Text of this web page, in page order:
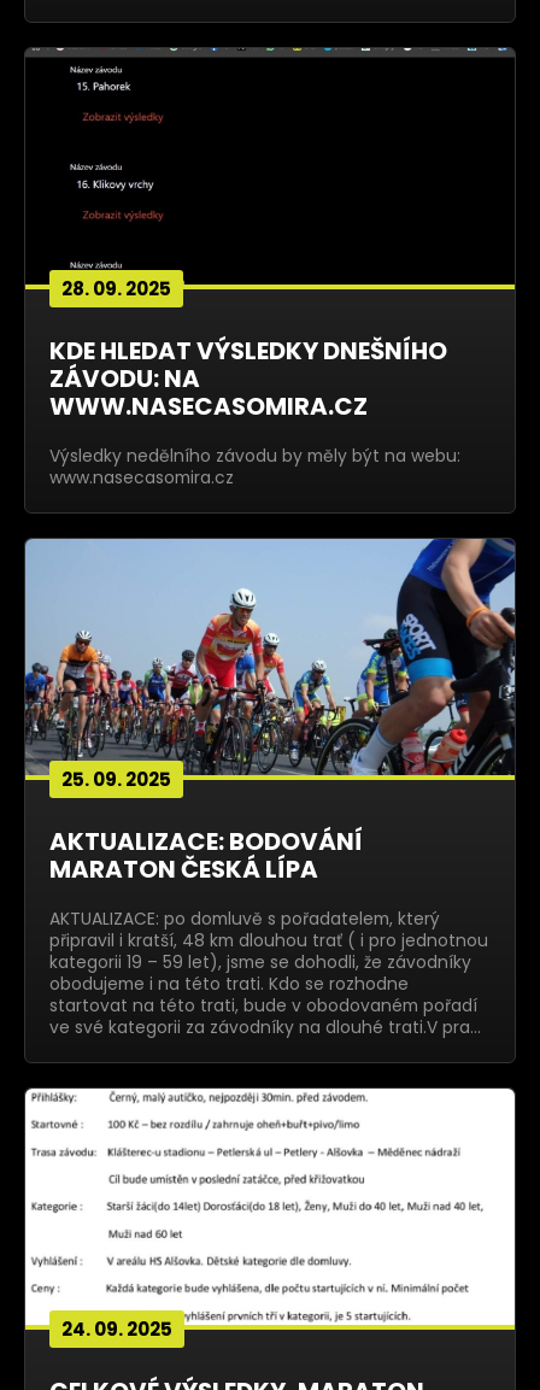
28. 09. 2025
KDE HLEDAT VÝSLEDKY DNEŠNÍHO
ZÁVODU: NA
WWW.NASECASOMIRA.CZ
Výsledky nedělního závodu by měly být na webu:
www.nasecasomira.cz
25. 09. 2025
AKTUALIZACE: BODOVÁNÍ
MARATON ČESKÁ LÍPA
AKTUALIZACE: po domluvě s pořadatelem, který
připravil i kratší, 48 km dlouhou trať ( i pro jednotnou
kategorii 19 – 59 let), jsme se dohodli, že závodníky
obodujeme i na této trati. Kdo se rozhodne
startovat na této trati, bude v obodovaném pořadí
ve své kategorii za závodníky na dlouhé trati.V pra…
24. 09. 2025